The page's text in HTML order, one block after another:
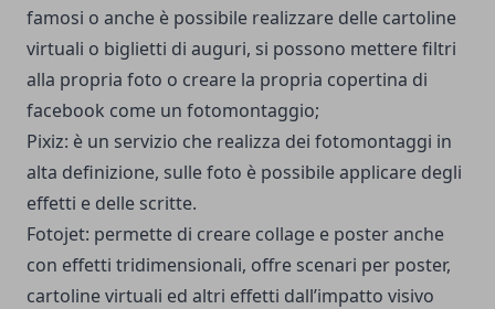
famosi o anche è possibile realizzare delle cartoline
virtuali o biglietti di auguri, si possono mettere filtri
alla propria foto o creare la propria copertina di
facebook come un fotomontaggio;
Pixiz: è un servizio che realizza dei fotomontaggi in
alta definizione, sulle foto è possibile applicare degli
effetti e delle scritte.
Fotojet: permette di creare collage e poster anche
con effetti tridimensionali, offre scenari per poster,
cartoline virtuali ed altri effetti dall’impatto visivo